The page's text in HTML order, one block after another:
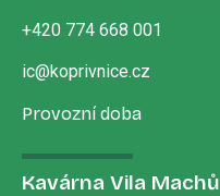
+420 774 668 001
ic@koprivnice.cz
Provozní doba
Kavárna Vila Machů